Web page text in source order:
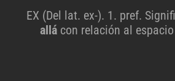
EX (Del lat. ex-). 1. pref.
allá con relación al